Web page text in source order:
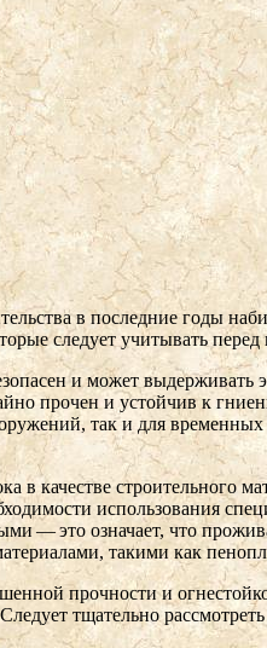
в последние годы
следует учитывать
и может выдерживать
прочен и устойчив к
так и для
качестве строительного
использования
— это означает, что
такими как
прочности и
тщательно